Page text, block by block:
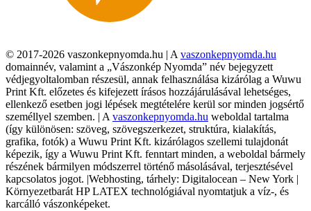
© 2017-2026 vaszonkepnyomda.hu | A vaszonkepnyomda.hu
domainnév, valamint a „Vászonkép Nyomda” név bejegyzett
védjegyoltalomban részesül, annak felhasználása kizárólag a Wuwu
Print Kft. előzetes és kifejezett írásos hozzájárulásával lehetséges,
ellenkező esetben jogi lépések megtételére kerül sor minden jogsértő
személlyel szemben. | A vaszonkepnyomda.hu weboldal tartalma
(így különösen: szöveg, szövegszerkezet, struktúra, kialakítás,
grafika, fotók) a Wuwu Print Kft. kizárólagos szellemi tulajdonát
képezik, így a Wuwu Print Kft. fenntart minden, a weboldal bármely
részének bármilyen módszerrel történő másolásával, terjesztésével
kapcsolatos jogot. |Webhosting, tárhely: Digitalocean – New York |
Környezetbarát HP LATEX technológiával nyomtatjuk a víz-, és
karcálló vászonképeket.